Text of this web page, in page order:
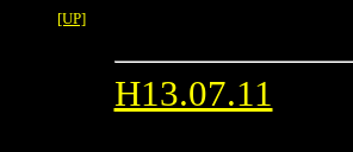
[UP]
H13.07.11